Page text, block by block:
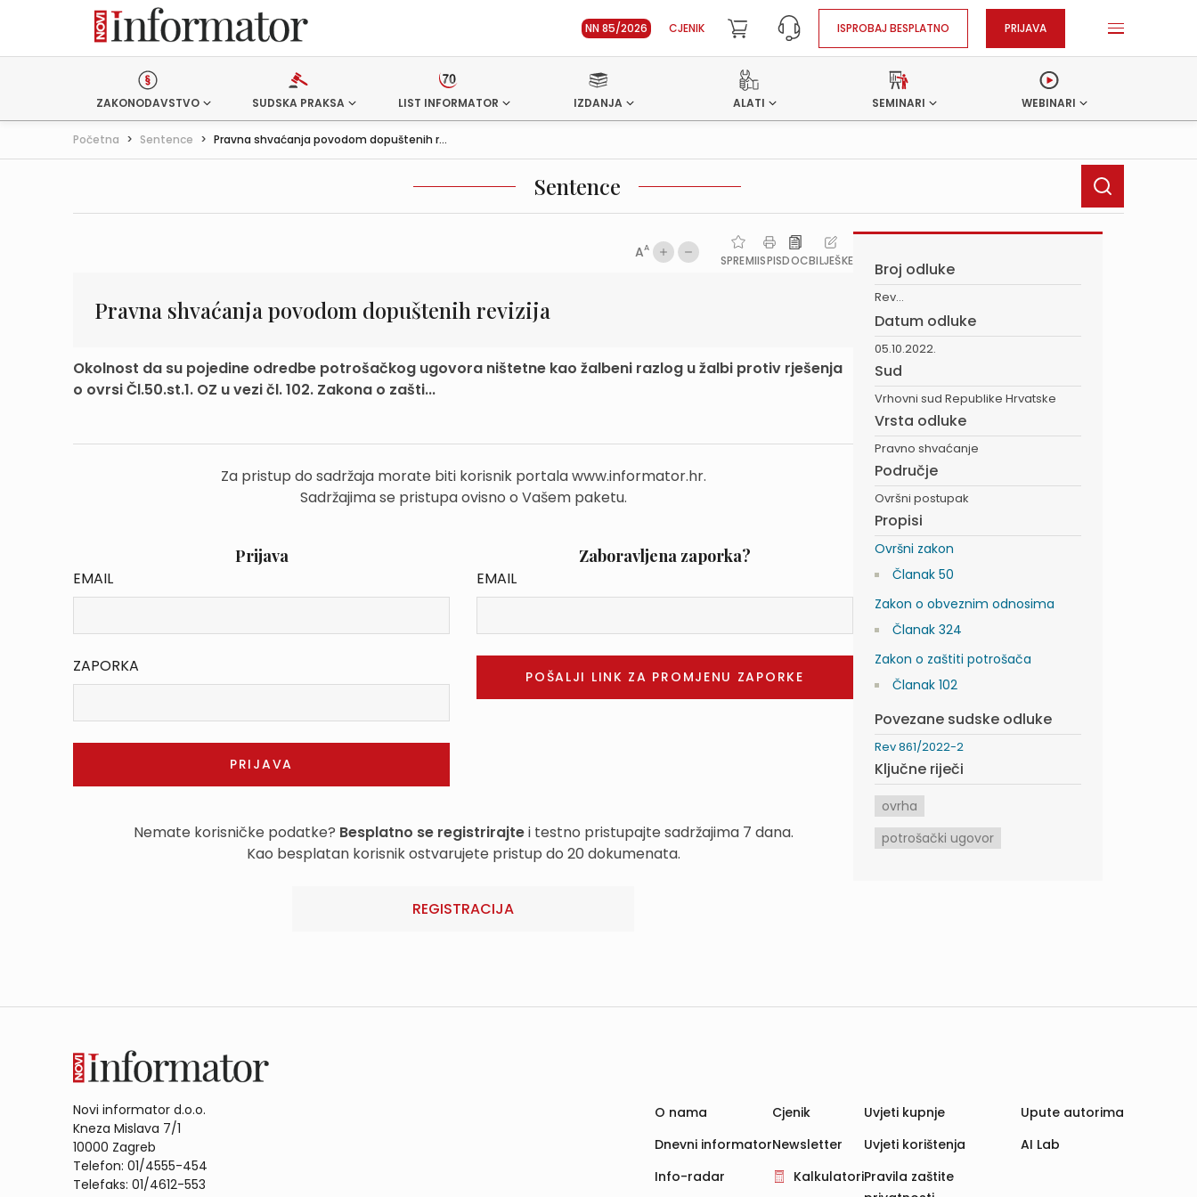
NN 85/2026 CJENIK ISPROBAJ BESPLATNO PRIJAVA
ZAKONODAVSTVO SUDSKA PRAKSA LIST INFORMATOR IZDANJA ALATI SEMINARI WEBINARI
Početna > Sentence > Pravna shvaćanja povodom dopuštenih r...
Sentence
AA
SPREMIISPISDOCBILJEŠKE
Pravna shvaćanja povodom dopuštenih revizija
Okolnost da su pojedine odredbe potrošačkog ugovora ništetne kao žalbeni razlog u žalbi protiv rješenja
o ovrsi Čl.50.st.1. OZ u vezi čl. 102. Zakona o zašti...
Za pristup do sadržaja morate biti korisnik portala www.informator.hr.
Sadržajima se pristupa ovisno o Vašem paketu.
Prijava
EMAIL
ZAPORKA
Zaboravljena zaporka?
EMAIL
Nemate korisničke podatke? Besplatno se registrirajtei testno pristupajte sadržajima 7 dana.
Kao besplatan korisnik ostvarujete pristup do 20 dokumenata.
REGISTRACIJA
Broj odluke
Rev...
Datum odluke
05.10.2022.
Sud
Vrhovni sud Republike Hrvatske
Vrsta odluke
Pravno shvaćanje
Područje
Ovršni postupak
Propisi
Ovršni zakon
Članak 50
Zakon o obveznim odnosima
Članak 324
Zakon o zaštiti potrošača
Članak 102
Povezane sudske odluke
Rev 861/2022-2
Ključne riječi
ovrha
potrošački ugovor
Novi informator d.o.o.
Kneza Mislava 7/1
10000 Zagreb
Telefon: 01/4555-454
Telefaks: 01/4612-553
O nama
Dnevni informator
Info-radar
Cjenik
Newsletter
Kalkulatori
Uvjeti kupnje
Uvjeti korištenja
Pravila zaštite
Upute autorima
AI Lab